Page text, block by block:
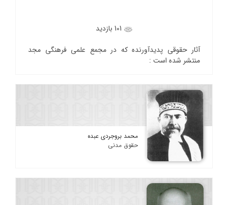
آثار حقوقی پدیدآورنده که در مجمع علمی فرهنگی مجد
منتشر شده است :
محمد بروجردی عبده
حقوق مدنی